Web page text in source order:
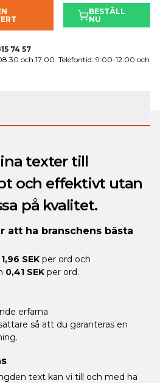
BESTÄLL
NU
74 57
och 17:00. Telefontid: 9:00-12:00 och
texter till
och effektivt utan
på kvalitet.
att ha branschens bästa
1,96 SEK per ord och
0,41 SEK per ord.
erfarna
så att du garanteras en
text kan vi till och med ha